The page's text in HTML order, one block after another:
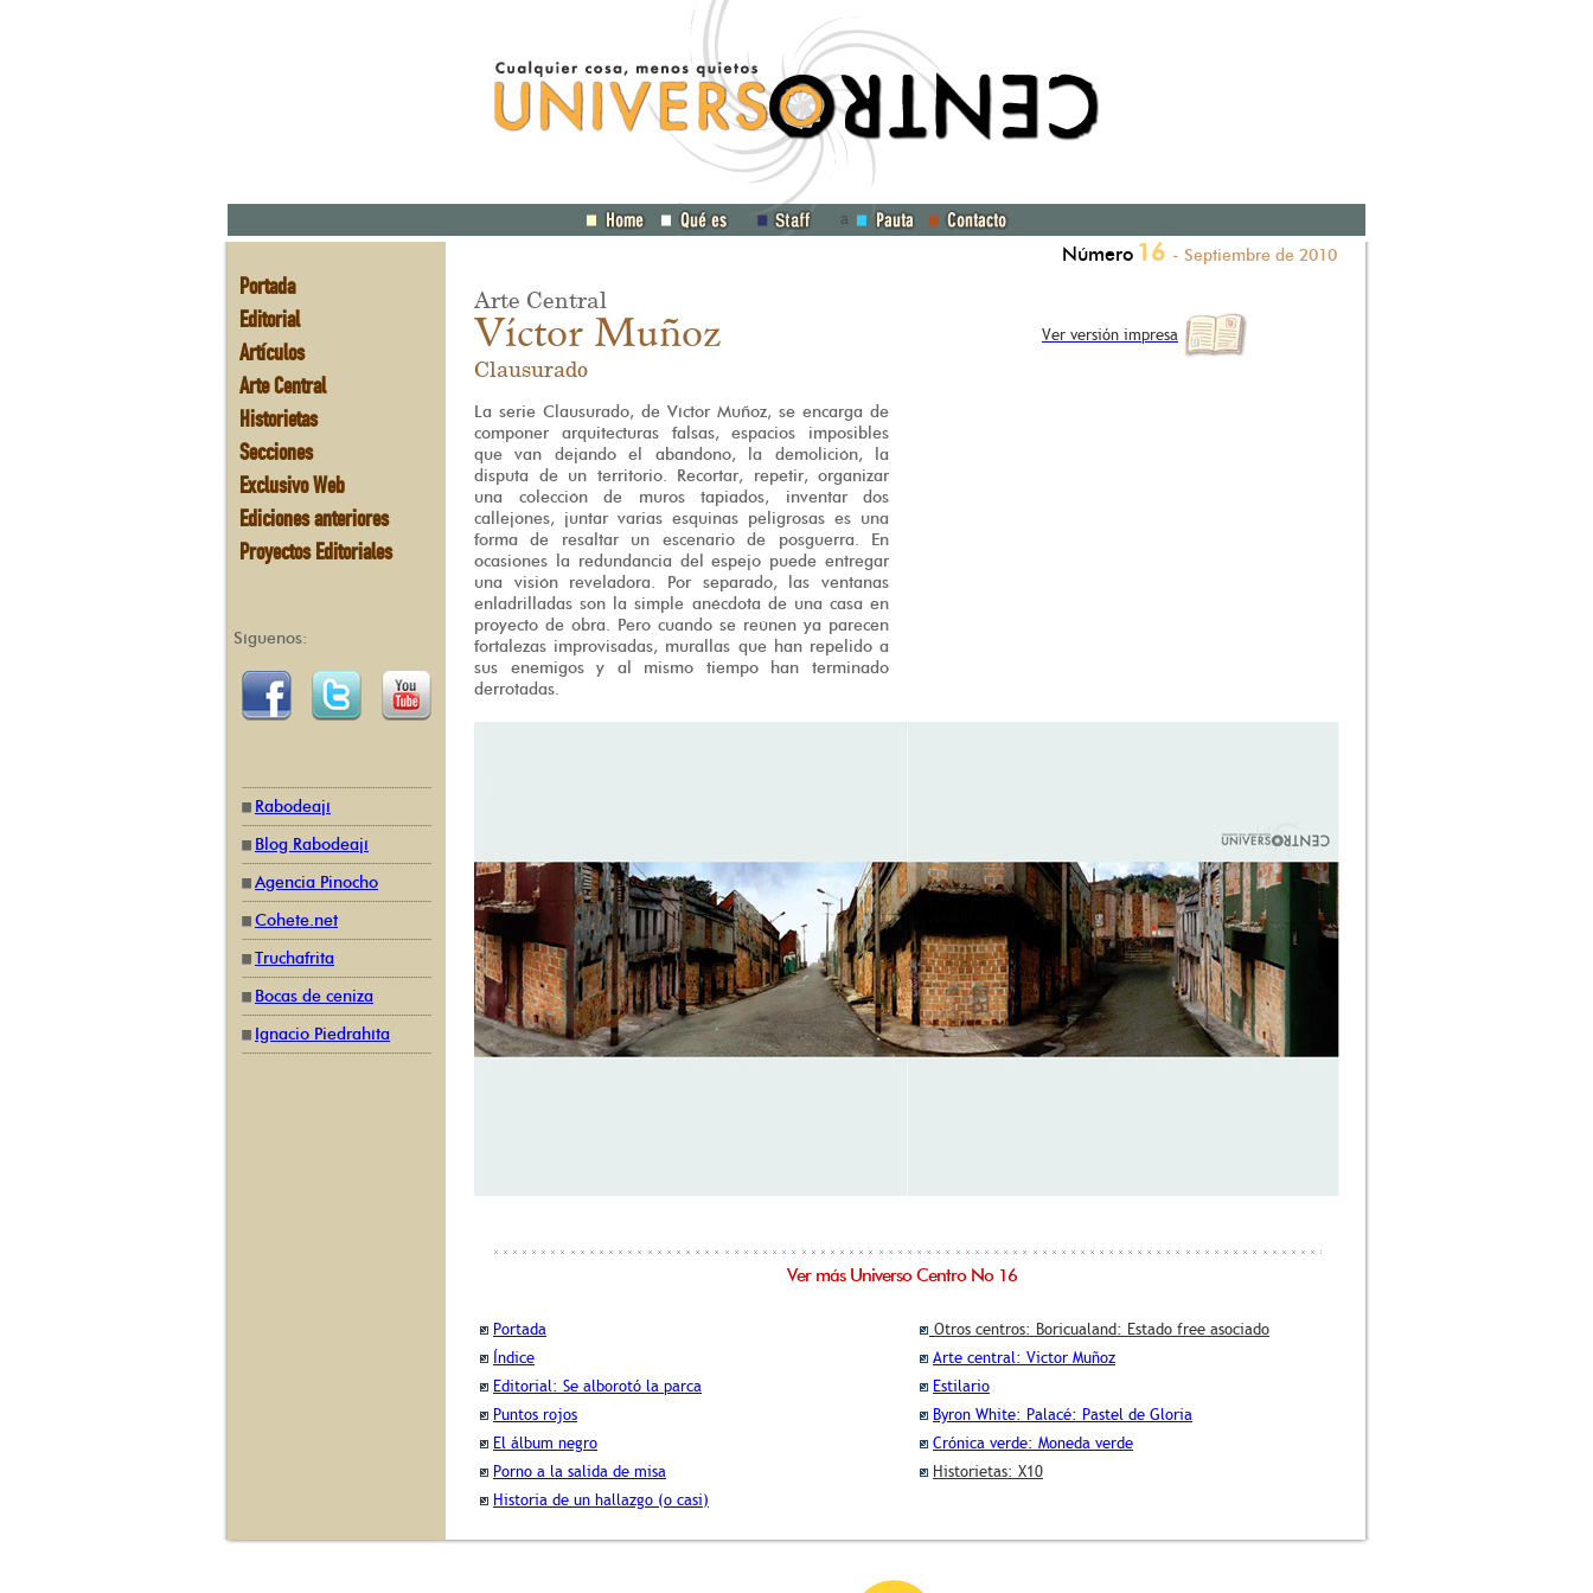
a
Portada
Editorial
Artículos
Arte Central
Historietas
Secciones
Exclusivo Web
Ediciones anteriores
Proyectos Editoriales
Síguenos:
Rabodeají
Blog Rabodeají
Agencia Pinocho
Cohete.net
Truchafrita
Bocas de ceniza
Ignacio Piedrahíta
Número 16 - Septiembre de 2010
Arte Central
Víctor Muñoz
Clausurado
Ver versión impresa
La serie Clausurado, de Víctor Muñoz, se encarga de
componer arquitecturas falsas, espacios imposibles
que van dejando el abandono, la demolición, la
disputa de un territorio. Recortar, repetir, organizar
una colección de muros tapiados, inventar dos
callejones, juntar varias esquinas peligrosas es una
forma de resaltar un escenario de posguerra. En
ocasiones la redundancia del espejo puede entregar
una visión reveladora. Por separado, las ventanas
enladrilladas son la simple anécdota de una casa en
proyecto de obra. Pero cuando se reúnen ya parecen
fortalezas improvisadas, murallas que han repelido a
sus enemigos y al mismo tiempo han terminado
derrotadas.
Ver más Universo Centro No 16
Portada
Otros centros: Boricualand: Estado free asociado
Índice
Arte central: Victor Muñoz
Editorial: Se alborotó la parca
Estilario
Puntos rojos
Byron White: Palacé: Pastel de Gloria
El álbum negro
Crónica verde: Moneda verde
Porno a la salida de misa
Historietas: X10
Historia de un hallazgo (o casi)